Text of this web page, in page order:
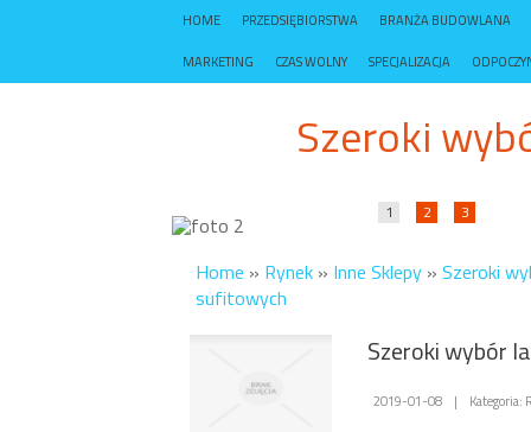
HOME PRZEDSIĘBIORSTWA BRANŻA BUDOWLANA
MARKETING CZAS WOLNY SPECJALIZACJA
Szeroki
1 2 3
Home » Rynek » Inne Sklepy » Szeroki
sufitowych
Szeroki wybór
2019-01-08 | Kategoria: